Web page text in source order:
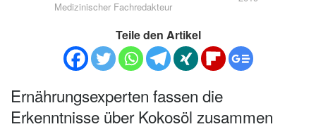
Medizinischer Fachredakteur
Teile den Artikel
Ernährungsexperten fassen die
Erkenntnisse über Kokosöl zusammen